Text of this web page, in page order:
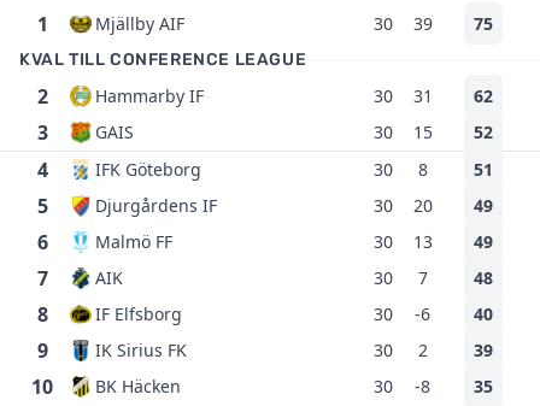
1 Mjällby AIF 30 39 75
KVAL TILL CONFERENCE LEAGUE
2 Hammarby IF 30 31 62
3 GAIS 30 15 52
4 IFK Göteborg 30 8 51
5 Djurgårdens IF 30 20 49
6 Malmö FF 30 13 49
7 AIK 30 7 48
8 IF Elfsborg 30 -6 40
9 IK Sirius FK 30 2 39
10 BK Häcken 30 -8 35